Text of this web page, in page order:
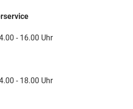
- 16.00 Uhr
- 18.00 Uhr